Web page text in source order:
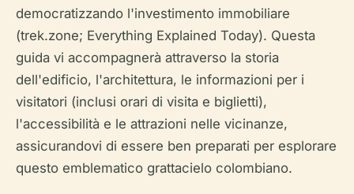
democratizzando l'investimento immobiliare
(trek.zone; Everything Explained Today). Questa
guida vi accompagnerà attraverso la storia
dell'edificio, l'architettura, le informazioni per i
visitatori (inclusi orari di visita e biglietti),
l'accessibilità e le attrazioni nelle vicinanze,
assicurandovi di essere ben preparati per esplorare
questo emblematico grattacielo colombiano.